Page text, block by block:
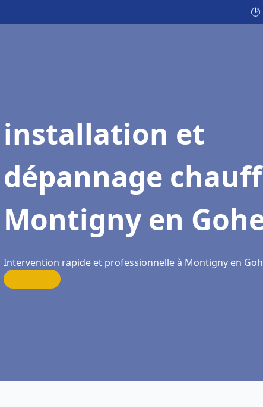
installation et
dépannage
Montigny en
Intervention rapide et professionnelle à Montigny en